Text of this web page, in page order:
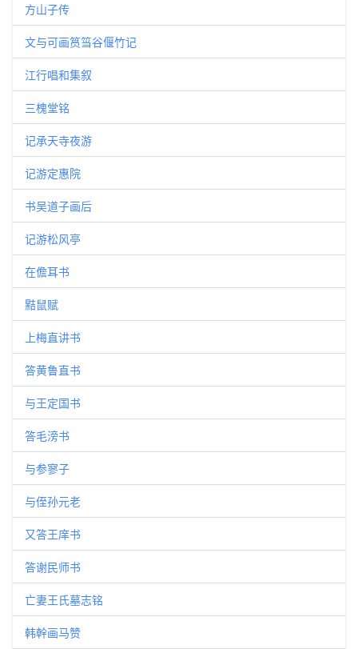
方山子传
文与可画筼筜谷偃竹记
江行唱和集叙
三槐堂铭
记承天寺夜游
记游定惠院
书吴道子画后
记游松风亭
在儋耳书
黠鼠赋
上梅直讲书
答黄鲁直书
与王定国书
答毛滂书
与参寥子
与侄孙元老
又答王庠书
答谢民师书
亡妻王氏墓志铭
韩幹画马赞